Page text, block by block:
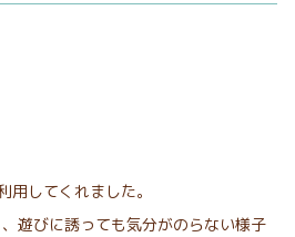
してくれました。
遊びに誘っても気分がのらない様子